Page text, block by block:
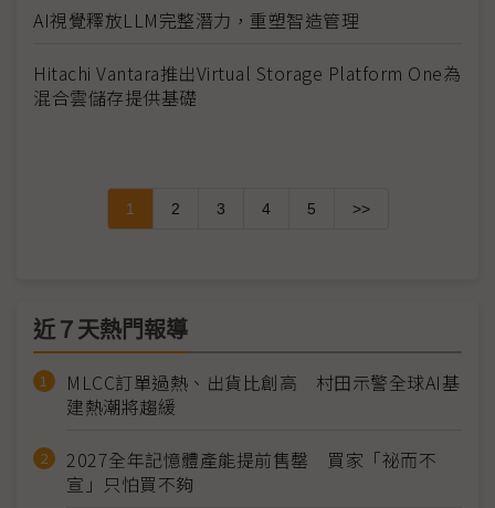
AI視覺釋放LLM完整潛力，重塑智造管理
Hitachi Vantara推出Virtual Storage Platform One為
混合雲儲存提供基礎
1 2 3 4 5 >>
近７天熱門報導
MLCC訂單過熱、出貨比創高 村田示警全球AI基
建熱潮將趨緩
2027全年記憶體產能提前售罄 買家「祕而不
宣」只怕買不夠